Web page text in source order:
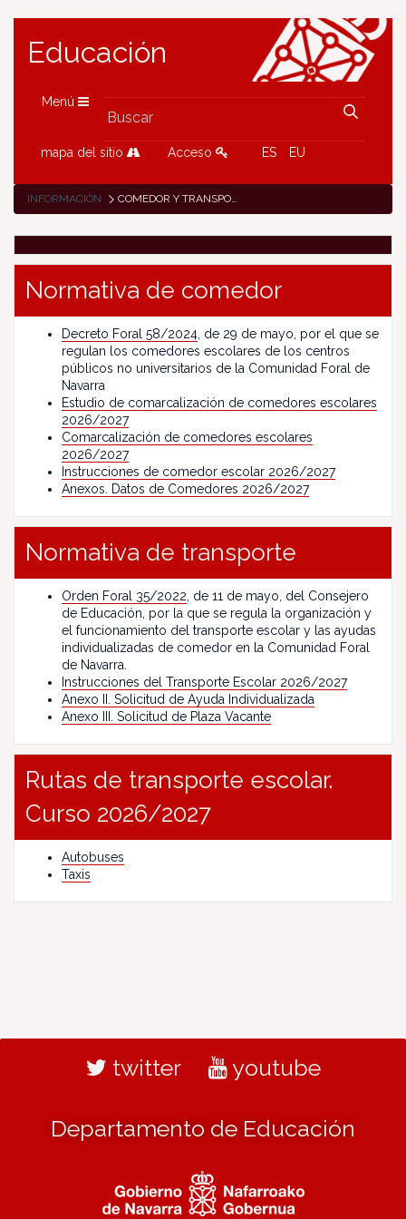
Educación
Menú
mapa del sitio Acceso ES EU
INFORMACIÓN COMEDOR Y TRANSPORTE
Normativa de comedor
Decreto Foral 58/2024 , de 29 de mayo, por el que se
regulan los comedores escolares de los centros
públicos no universitarios de la Comunidad Foral de
Navarra
Estudio de comarcalización de comedores escolares
2026/2027
Comarcalización de comedores escolares
2026/2027
Instrucciones de comedor escolar 2026/2027
Anexos. Datos de Comedores 2026/2027
Normativa de transporte
Orden Foral 35/2022 , de 11 de mayo, del Consejero
de Educación, por la que se regula la organización y
el funcionamiento del transporte escolar y las ayudas
individualizadas de comedor en la Comunidad Foral
de Navarra.
Instrucciones del Transporte Escolar 2026/2027
Anexo II. Solicitud de Ayuda Individualizada
Anexo III. Solicitud de Plaza Vacante
Rutas de transporte escolar.
Curso 2026/2027
Autobuses
Taxis
twitter youtube
Departamento de Educación